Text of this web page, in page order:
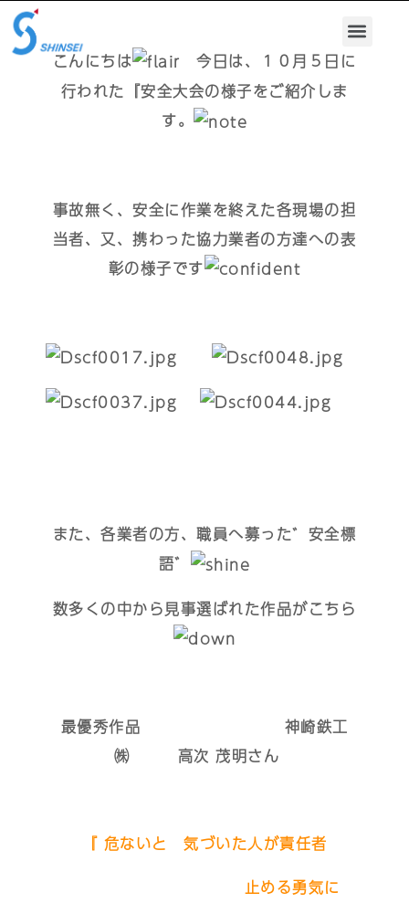
こんにちは
今日は、１０月５日に
行われた『安全大会の様子をご紹介しま
す。
事故無く、安全に作業を終えた各現場の担
当者、又、携わった協力業者の方達への表
彰の様子です
また、各業者の方、職員へ募った゛安全標
語゛
数多くの中から見事選ばれた作品がこちら
最優秀作品 神崎鉄工
㈱ 高次 茂明さん
『 危ないと 気づいた人が責任者
止める勇気に